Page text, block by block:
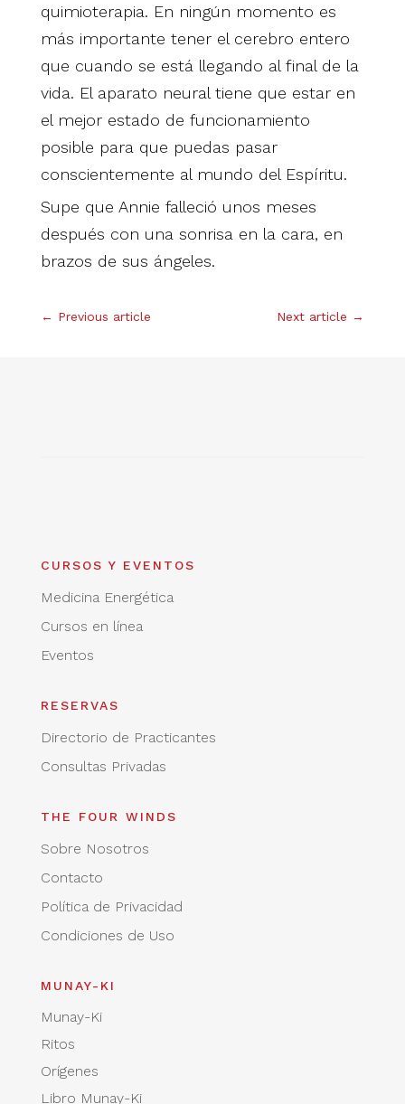
quimioterapia. En ningún momento es
más importante tener el cerebro entero
que cuando se está llegando al final de la
vida. El aparato neural tiene que estar en
el mejor estado de funcionamiento
posible para que puedas pasar
conscientemente al mundo del Espíritu.
Supe que Annie falleció unos meses
después con una sonrisa en la cara, en
brazos de sus ángeles.
← Previous article Next article →
CURSOS Y EVENTOS
Medicina Energética
Cursos en línea
Eventos
RESERVAS
Directorio de Practicantes
Consultas Privadas
THE FOUR WINDS
Sobre Nosotros
Contacto
Política de Privacidad
Condiciones de Uso
MUNAY-KI
Munay-Ki
Ritos
Orígenes
Libro Munay-Ki